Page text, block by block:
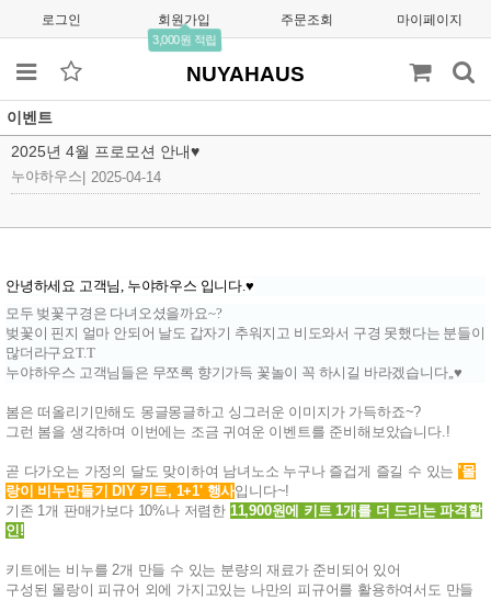
로그인 회원가입
3,000원 적립
주문조회 마이페이지
NUYAHAUS
이벤트
2025년 4월 프로모션 안내♥
누야하우스 2025-04-14
안녕하세요 고객님, 누야하우스 입니다.♥
모두 벚꽃구경은 다녀오셨을까요~?
벚꽃이 핀지 얼마 안되어 날도 갑자기 추워지고 비도와서 구경 못했다는 분들이
많더라구요T.T
누야하우스 고객님들은 무쪼록 향기가득 꽃놀이 꼭 하시길 바라겠습니다,,♥
봄은 떠올리기만해도 몽글몽글하고 싱그러운 이미지가 가득하죠~?
그런 봄을 생각하며 이번에는 조금 귀여운 이벤트를 준비해보았습니다.!
곧 다가오는 가정의 달도 맞이하여 남녀노소 누구나 즐겁게 즐길 수 있는 '몰
랑이 비누만들기 DIY 키트, 1+1' 행사입니다~!
기존 1개 판매가보다 10%나 저렴한 11,900원에 키트 1개를 더 드리는 파격할
인!
키트에는 비누를 2개 만들 수 있는 분량의 재료가 준비되어 있어
구성된 몰랑이 피규어 외에 가지고있는 나만의 피규어를 활용하여서도 만들